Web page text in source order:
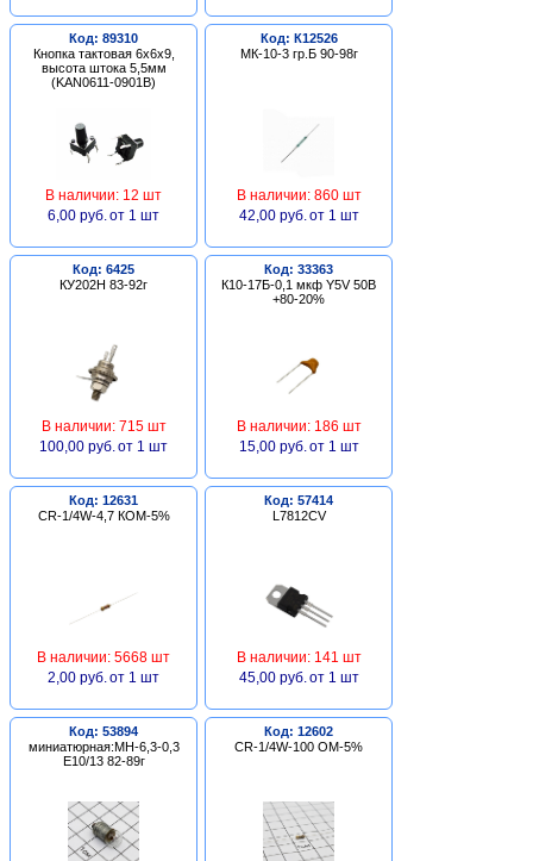
Код: 89310
Кнопка тактовая 6х6х9,
высота штока 5,5мм
(KAN0611-0901B)
В наличии: 12 шт
6,00 руб. от 1 шт
Код: К12526
МК-10-3 гр.Б 90-98г
В наличии: 860 шт
42,00 руб. от 1 шт
Код: 6425
КУ202Н 83-92г
В наличии: 715 шт
100,00 руб. от 1 шт
Код: 33363
К10-17Б-0,1 мкф Y5V 50В
+80-20%
В наличии: 186 шт
15,00 руб. от 1 шт
Код: 12631
CR-1/4W-4,7 КОМ-5%
В наличии: 5668 шт
2,00 руб. от 1 шт
Код: 57414
L7812CV
В наличии: 141 шт
45,00 руб. от 1 шт
Код: 53894
миниатюрная:МН-6,3-0,3
Е10/13 82-89г
Код: 12602
CR-1/4W-100 ОМ-5%